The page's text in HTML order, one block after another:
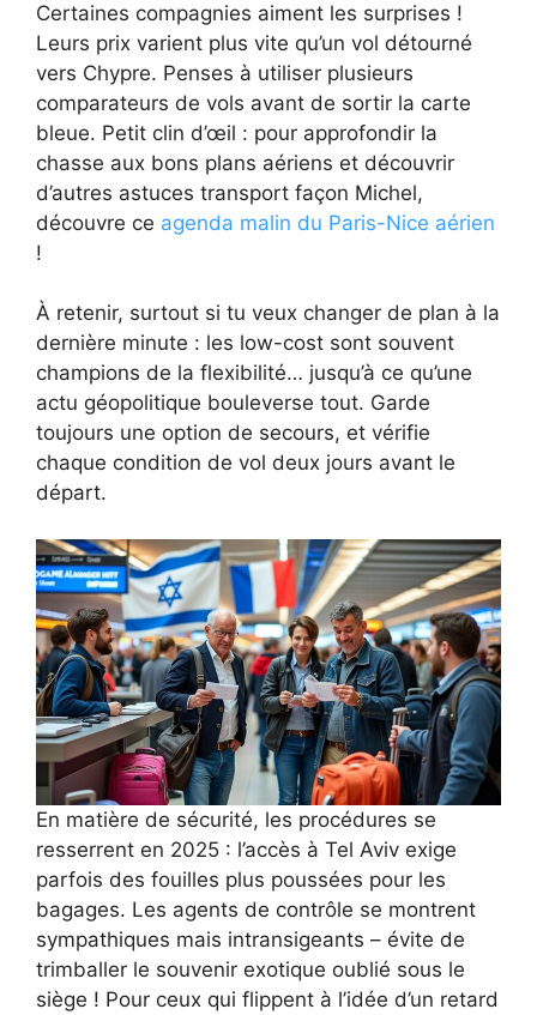
Certaines compagnies aiment les surprises !
Leurs prix varient plus vite qu’un vol détourné
vers Chypre. Penses à utiliser plusieurs
comparateurs de vols avant de sortir la carte
bleue. Petit clin d’œil : pour approfondir la
chasse aux bons plans aériens et découvrir
d’autres astuces transport façon Michel,
découvre ce agenda malin du Paris-Nice aérien
!
À retenir, surtout si tu veux changer de plan à la
dernière minute : les low-cost sont souvent
champions de la flexibilité… jusqu’à ce qu’une
actu géopolitique bouleverse tout. Garde
toujours une option de secours, et vérifie
chaque condition de vol deux jours avant le
départ.
En matière de sécurité, les procédures se
resserrent en 2025 : l’accès à Tel Aviv exige
parfois des fouilles plus poussées pour les
bagages. Les agents de contrôle se montrent
sympathiques mais intransigeants – évite de
trimballer le souvenir exotique oublié sous le
siège ! Pour ceux qui flippent à l’idée d’un retard